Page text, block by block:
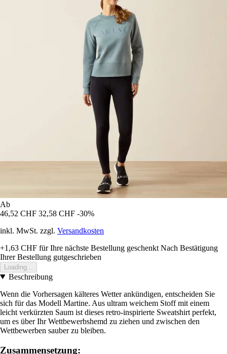
Ab
46,52 CHF 32,58 CHF -30%
inkl. MwSt. zzgl. Versandkosten
+1,63 CHF für Ihre nächste Bestellung geschenkt Nach Bestätigung
Ihrer Bestellung gutgeschrieben
Loading...
Beschreibung
Wenn die Vorhersagen kälteres Wetter ankündigen, entscheiden Sie
sich für das Modell Martine. Aus ultram weichem Stoff mit einem
leicht verkürzten Saum ist dieses retro-inspirierte Sweatshirt perfekt,
um es über Ihr Wettbewerbshemd zu ziehen und zwischen den
Wettbewerben sauber zu bleiben.
Zusammensetzung: